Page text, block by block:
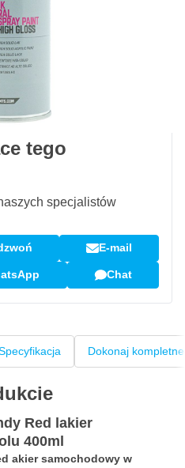
w ciągu 1-2 dni
zł
055 recenzji)
tego
specjalistów
E-mail
Chat
Dokonaj
Red lakier
400ml
akier samochodowy w